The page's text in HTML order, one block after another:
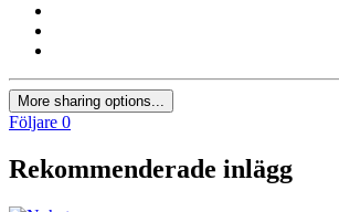
More sharing options...
Följare 0
Rekommenderade inlägg